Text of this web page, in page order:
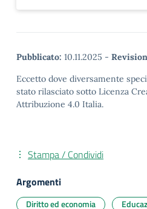
Pubblicato: 10.11.2025 -
Eccetto dove diversamente
stato rilasciato sotto Licenza
Attribuzione 4.0 Italia.
Stampa / Condividi
Argomenti
Diritto ed economia